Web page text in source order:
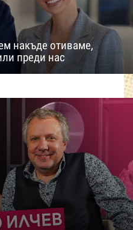
накъде отиваме,
преди нас